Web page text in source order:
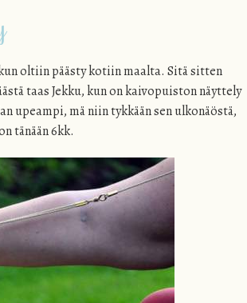
oltiin päästy kotiin maalta. Sitä sitten
taas Jekku, kun on kaivopuiston näyttely
upeampi, mä niin tykkään sen ulkonäöstä,
tänään 6kk.